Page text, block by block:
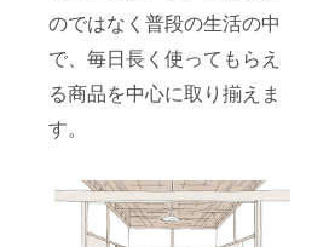
のではなく普段の生活の中
で、毎日長く使ってもらえ
る商品を中心に取り揃えま
す。